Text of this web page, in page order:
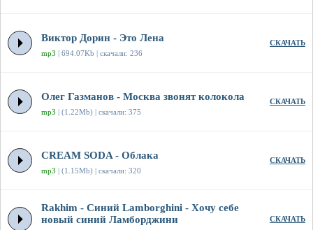
Виктор Дорин - Это Лена
mp3 | 694.07Kb | скачали: 236
СКАЧАТЬ
Олег Газманов - Москва звонят колокола
mp3 | (1.22Mb) | скачали: 375
СКАЧАТЬ
CREAM SODA - Облака
mp3 | (1.15Mb) | скачали: 320
СКАЧАТЬ
Rakhim - Синий Lamborghini - Хочу себе
новый синий Ламборджини
СКАЧАТЬ